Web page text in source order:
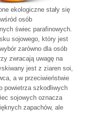
ekologiczne stały się
osób
świec parafinowych.
sojowego, który jest
zarówno dla osób
zwracają uwagę na
jest z ziaren soi,
a w przeciwieństwie
powietrza szkodliwych
sojowych oznacza
zapachów, ale